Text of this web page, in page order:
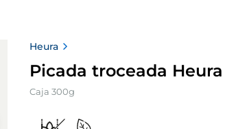
Heura
Picada troceada Heura
Caja 300g